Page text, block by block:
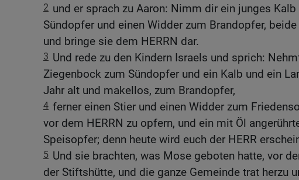
2 und er sprach zu Aaron: Nimm dir ein junges Kalb
Sündopfer und einen Widder zum Brandopfer,
und bringe sie dem HERRN dar.
3 Und rede zu den Kindern Israels und sprich:
Ziegenbock zum Sündopfer und ein Kalb und ein
Jahr alt und makellos, zum Brandopfer,
4 ferner einen Stier und einen Widder zum
vor dem HERRN zu opfern, und ein mit Öl
Speisopfer; denn heute wird euch der HERR
5 Und sie brachten, was Mose geboten hatte, vor
der Stiftshütte, und die ganze Gemeinde trat herzu